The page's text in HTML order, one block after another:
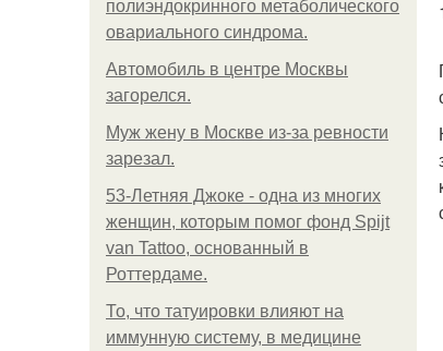
полиэндокринного метаболического
овариального синдрома.
Автомобиль в центре Москвы
загорелся.
Mуж жену в Москве из-за ревности
зарезал.
53-Летняя Джоке - одна из многих
женщин, которым помог фонд Spijt
van Tattoo, основанный в
Роттердаме.
То, что татуировки влияют на
иммунную систему, в медицине